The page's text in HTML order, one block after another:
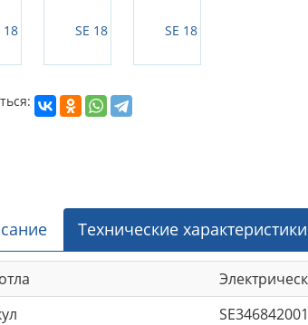
Технические характеристики